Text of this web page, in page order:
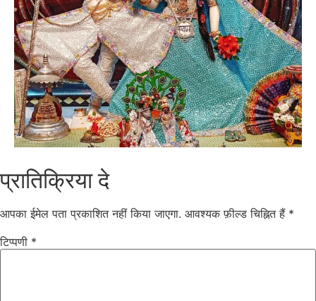
प्रातिक्रिया दे
आपका ईमेल पता प्रकाशित नहीं किया जाएगा. आवश्यक फ़ील्ड चिह्नित हैं *
टिप्पणी *